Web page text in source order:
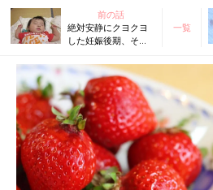
前の話
絶対安静にクヨクヨ
した妊娠後期、それ
娩法で穏やかな出産
一覧